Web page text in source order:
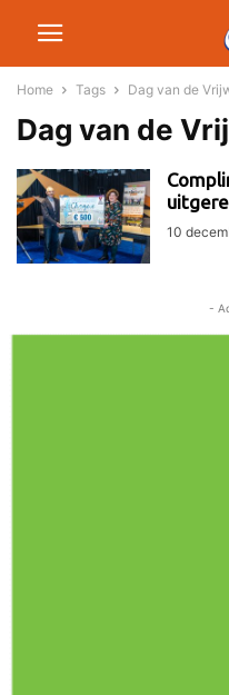
Home Tags Dag van de
Dag van de
10
-